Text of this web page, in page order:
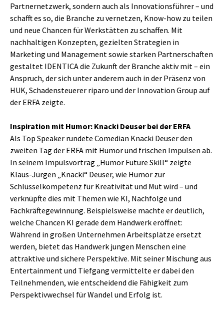
Partnernetzwerk, sondern auch als Innovationsführer – und
schafft es so, die Branche zu vernetzen, Know-how zu teilen
und neue Chancen für Werkstätten zu schaffen. Mit
nachhaltigen Konzepten, gezielten Strategien in
Marketing und Management sowie starken Partnerschaften
gestaltet IDENTICA die Zukunft der Branche aktiv mit – ein
Anspruch, der sich unter anderem auch in der Präsenz von
HUK, Schadensteuerer riparo und der Innovation Group auf
der ERFA zeigte.
Inspiration mit Humor: Knacki Deuser bei der ERFA
Als Top Speaker rundete Comedian Knacki Deuser den
zweiten Tag der ERFA mit Humor und frischen Impulsen ab.
In seinem Impulsvortrag „Humor Future Skill“ zeigte
Klaus-Jürgen „Knacki“ Deuser, wie Humor zur
Schlüsselkompetenz für Kreativität und Mut wird – und
verknüpfte dies mit Themen wie KI, Nachfolge und
Fachkräftegewinnung. Beispielsweise machte er deutlich,
welche Chancen KI gerade dem Handwerk eröffnet:
Während in großen Unternehmen Arbeitsplätze ersetzt
werden, bietet das Handwerk jungen Menschen eine
attraktive und sichere Perspektive. Mit seiner Mischung aus
Entertainment und Tiefgang vermittelte er dabei den
Teilnehmenden, wie entscheidend die Fähigkeit zum
Perspektivwechsel für Wandel und Erfolg ist.